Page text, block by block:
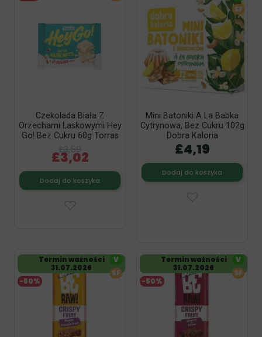
Czekolada Biała Z
Orzechami Laskowymi Hey
Go! Bez Cukru 60g Torras
£3,59
£3,02
Dodaj do koszyka
Mini Batoniki A La Babka
Cytrynowa, Bez Cukru 102g
Dobra Kaloria
£4,19
Dodaj do koszyka
SF
-50%
Termin ważności
31.07.2026
V
SF
-50%
Termin ważności
31.07.2026
V
SF